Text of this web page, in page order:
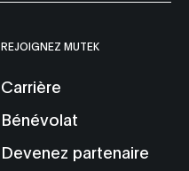
REJOIGNEZ MUTEK
Carrière
Bénévolat
Devenez partenaire